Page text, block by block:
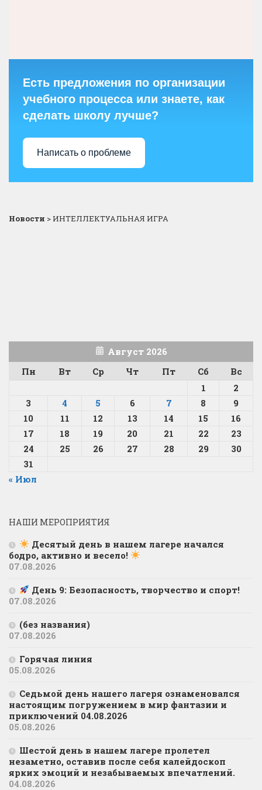
Есть предложения по организации
учебного процесса или знаете, как
сделать школу лучше?
Написать о проблеме
Новости >ИНТЕЛЛЕКТУАЛЬНАЯ ИГРА
Август 2026
Пн
Вт Ср Чт Пт Сб
Вс
1
2
3
4 5 6 7 8
9
10
11 12 13 14 15
16
17
18 19 20 21 22
23
24
25 26 27 28 29
30
31
« Июл
НАШИ МЕРОПРИЯТИЯ
Десятый день в нашем лагере начался
бодро, активно и весело!
07.08.2026
День 9: Безопасность, творчество и спорт!
07.08.2026
(без названия)
07.08.2026
Горячая линия
05.08.2026
Седьмой день нашего лагеря ознаменовался
настоящим погружением в мир фантазии и
приключений 04.08.2026
05.08.2026
Шестой день в нашем лагере пролетел
незаметно, оставив после себя калейдоскоп
ярких эмоций и незабываемых впечатлений.
04.08.2026